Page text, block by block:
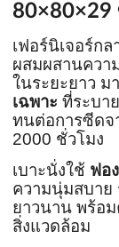
80×80×29
เฟอร์นิเจอร์ก
ผสมผสานควา
ในระยะยาว ม
เฉพาะ ที่ระบา
ทนต่อการซีดจ
2000 ชั่วโมง
เบาะนั่งใช้ ฟอ
ความนุ่มสบาย
ยาวนาน พร้อ
สิ่งแวดล้อม